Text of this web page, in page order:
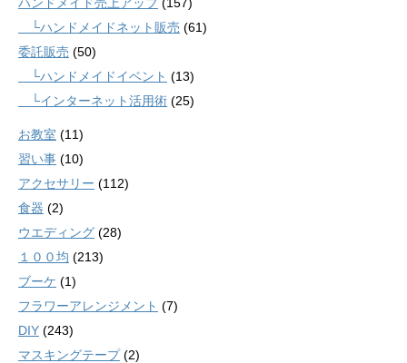
└ハンドメイドネット販売 (61)
委託販売 (50)
└ハンドメイドイベント (13)
└インターネット活用術 (25)
お教室 (11)
習い事 (10)
アクセサリー (112)
食器 (2)
ウエディング (28)
１００均 (213)
ブーケ (1)
フラワーアレンジメント (7)
DIY (243)
マスキングテープ(2)